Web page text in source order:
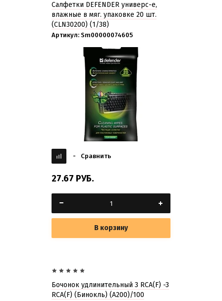
Салфетки DEFENDER универс-е,
влажные в мяг. упаковке 20 шт.
(CLN30200) (1/38)
Артикул: Sm00000074605
- Сравнить
27.67 РУБ.
В корзину
Бочонок удлинительный 3 RCA(F) -3
RCA(F) (Бинокль) (A200)/100